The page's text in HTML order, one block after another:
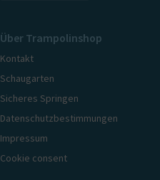
Über Trampolinshop
Kontakt
Schaugarten
Sicheres Springen
Datenschutzbestimmungen
Impressum
Cookie consent